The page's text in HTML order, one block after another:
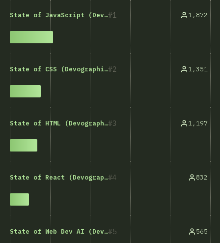
1
State of JavaScript (Devographics) 1,872
2
State of CSS (Devographics) 1,351
3
State of HTML (Devographics) 1,197
4
State of React (Devographics) 832
5
State of Web Dev AI (Devographics) 565